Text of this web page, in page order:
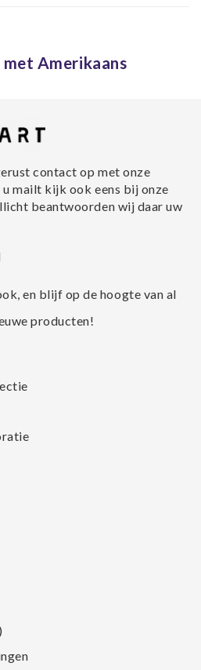
Amerikaans
contact op met onze
mailt kijk ook eens bij onze
beantwoorden wij daar uw
en blijf op de hoogte van al
producten!